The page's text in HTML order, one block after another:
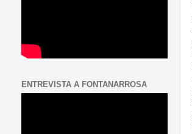
ENTREVISTA A FONTANARROSA